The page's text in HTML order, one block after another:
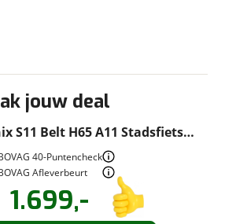
jouw deal
S11 Belt H65 A11 Stadsfietsen
cloud grey matt
40-Puntencheck
Afleverbeurt
1.699,-
eenproefrit
vraag!